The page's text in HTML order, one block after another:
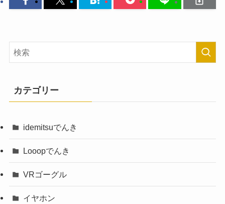
カテゴリー
idemitsuでんき
Looopでんき
VRゴーグル
イヤホン